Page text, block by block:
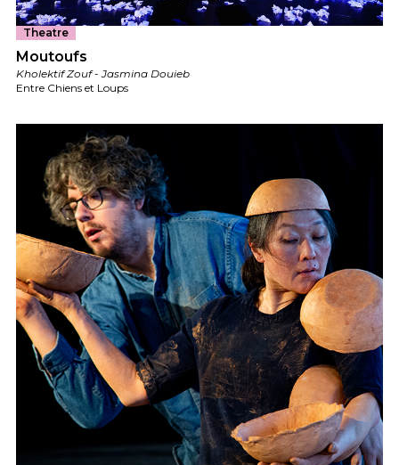
Theatre
Moutoufs
Kholektif Zouf - Jasmina Douieb
Entre Chiens et Loups